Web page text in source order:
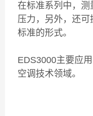
在标准系列中，
压力，另外，还
标准的形式。
EDS3000主要应
空调技术领域。